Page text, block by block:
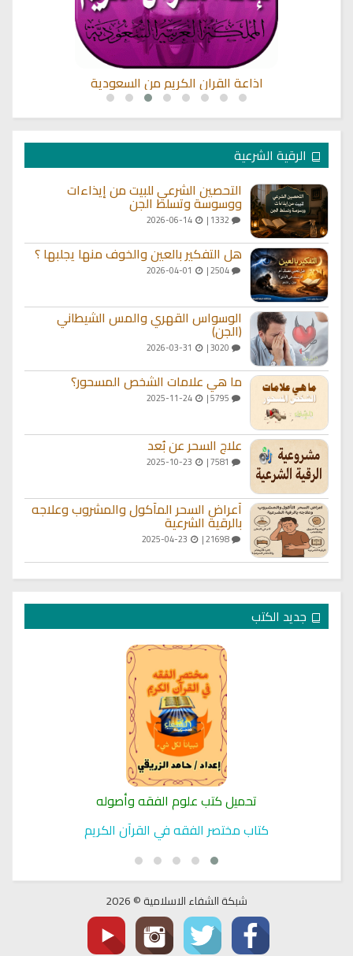
اذاعة القران الكريم من السعودية
الرقية الشرعية
التحصين الشرعي للبيت من إيذاءات
ووسوسة وتسلط الجن
2026-06-14
هل التفكير بالعين والخوف منها يجلبها ؟
2504 |
الوسواس القهري والمس الشيطاني
(الجن)
ما هي علامات الشخص المسحور؟
2025-11-24
علاج السحر عن بُعد
أعراض السحر المأكول والمشروب وعلاجه
بالرقية الشرعية
21698 |
جديد الكتب
تحميل كتب علوم الفقه وأصوله
كتاب مختصر الفقه في القرآن الكريم
شبكة الشفاء الاسلامية © 2026